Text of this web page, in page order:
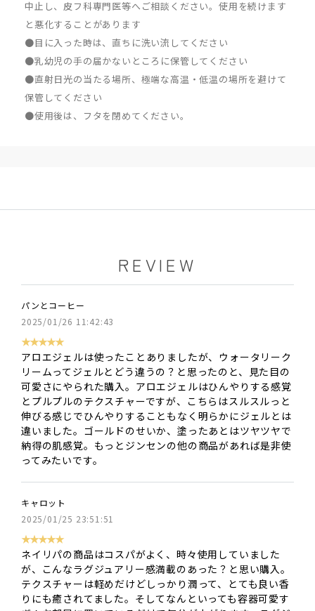
中止し、皮フ科専門医等へご相談ください。使用を続けます
と悪化することがあります
●目に入った時は、直ちに洗い流してください
●乳幼児の手の届かないところに保管してください
●直射日光の当たる場所、極端な高温・低温の場所を避けて
保管してください
●使用後は、フタを閉めてください。
REVIEW
パンとコーヒー
2025/01/26 11:42:43
★★★★★
アロエジェルは使ったことありましたが、ウォータリーク
リームってジェルとどう違うの？と思ったのと、見た目の
可愛さにやられた購入。アロエジェルはひんやりする感覚
とプルプルのテクスチャーですが、こちらはスルスルっと
伸びる感じでひんやりすることもなく明らかにジェルとは
違いました。ゴールドのせいか、塗ったあとはツヤツヤで
納得の肌感覚。もっとジンセンの他の商品があれば是非使
ってみたいです。
キャロット
2025/01/25 23:51:51
★★★★★
ネイリパの商品はコスパがよく、時々使用していました
が、こんなラグジュアリー感満載のあった？と思い購入。
テクスチャーは軽めだけどしっかり潤って、とても良い香
りにも癒されてました。そしてなんといっても容器可愛す